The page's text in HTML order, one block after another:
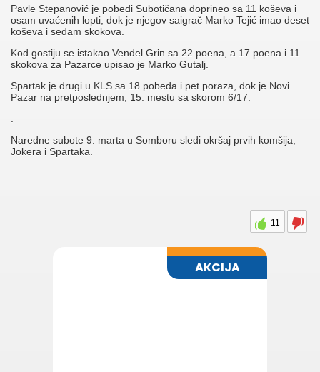
Pavle Stepanović je pobedi Subotičana doprineo sa 11 koševa i
osam uvaćenih lopti, dok je njegov saigrač Marko Tejić imao deset
koševa i sedam skokova.
Kod gostiju se istakao Vendel Grin sa 22 poena, a 17 poena i 11
skokova za Pazarce upisao je Marko Gutalj.
Spartak je drugi u KLS sa 18 pobeda i pet poraza, dok je Novi
Pazar na pretposlednjem, 15. mestu sa skorom 6/17.
.
Naredne subote 9. marta u Somboru sledi okršaj prvih komšija,
Jokera i Spartaka.
11